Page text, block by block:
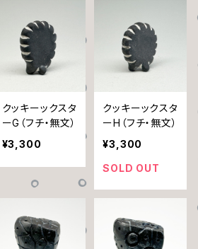
クッキーックスタ
ーG（フチ・無文）
¥3,300
クッキーックスタ
ーH（フチ・無文）
¥3,300
SOLD OUT